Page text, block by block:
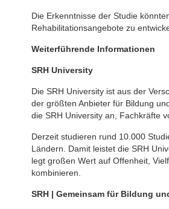
Die Erkenntnisse der Studie
Rehabilitationsangebote zu
Weiterführende Informationen
SRH University
Die SRH University ist aus der
der größten Anbieter für Bildung
die SRH University an, Fachkräfte
Derzeit studieren rund 10.000
Ländern. Damit leistet die SRH
legt großen Wert auf Offenheit,
kombinieren.
SRH | Gemeinsam für Bildung